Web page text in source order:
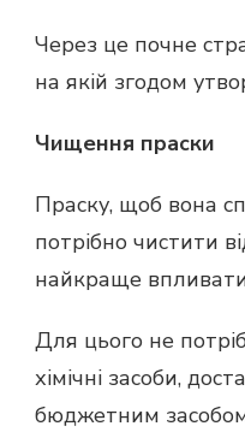
Через це почне
на якій згодом
Чищення праски
Праску, щоб вона
потрібно чистити
найкраще
Для цього не
хімічні засоби,
бюджетним